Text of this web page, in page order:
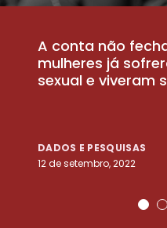
A conta não
mulheres já
sexual e viveram
DADOS E PESQUISAS
12 de setembro, 2022